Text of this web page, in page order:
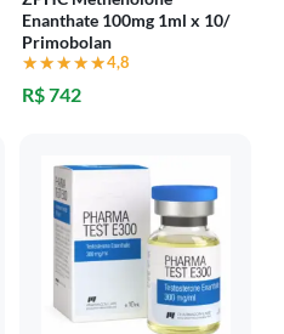
Enanthate 100mg 1ml x 10/
Primobolan
★★★★★
★★★★★4,8
R$ 742